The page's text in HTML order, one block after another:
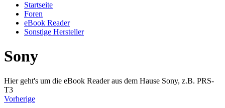
Startseite
Foren
eBook Reader
Sonstige Hersteller
Sony
Hier geht's um die eBook Reader aus dem Hause Sony, z.B. PRS-
T3
Vorherige